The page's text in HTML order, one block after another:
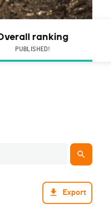
ranking
PUBLISHED!
Export